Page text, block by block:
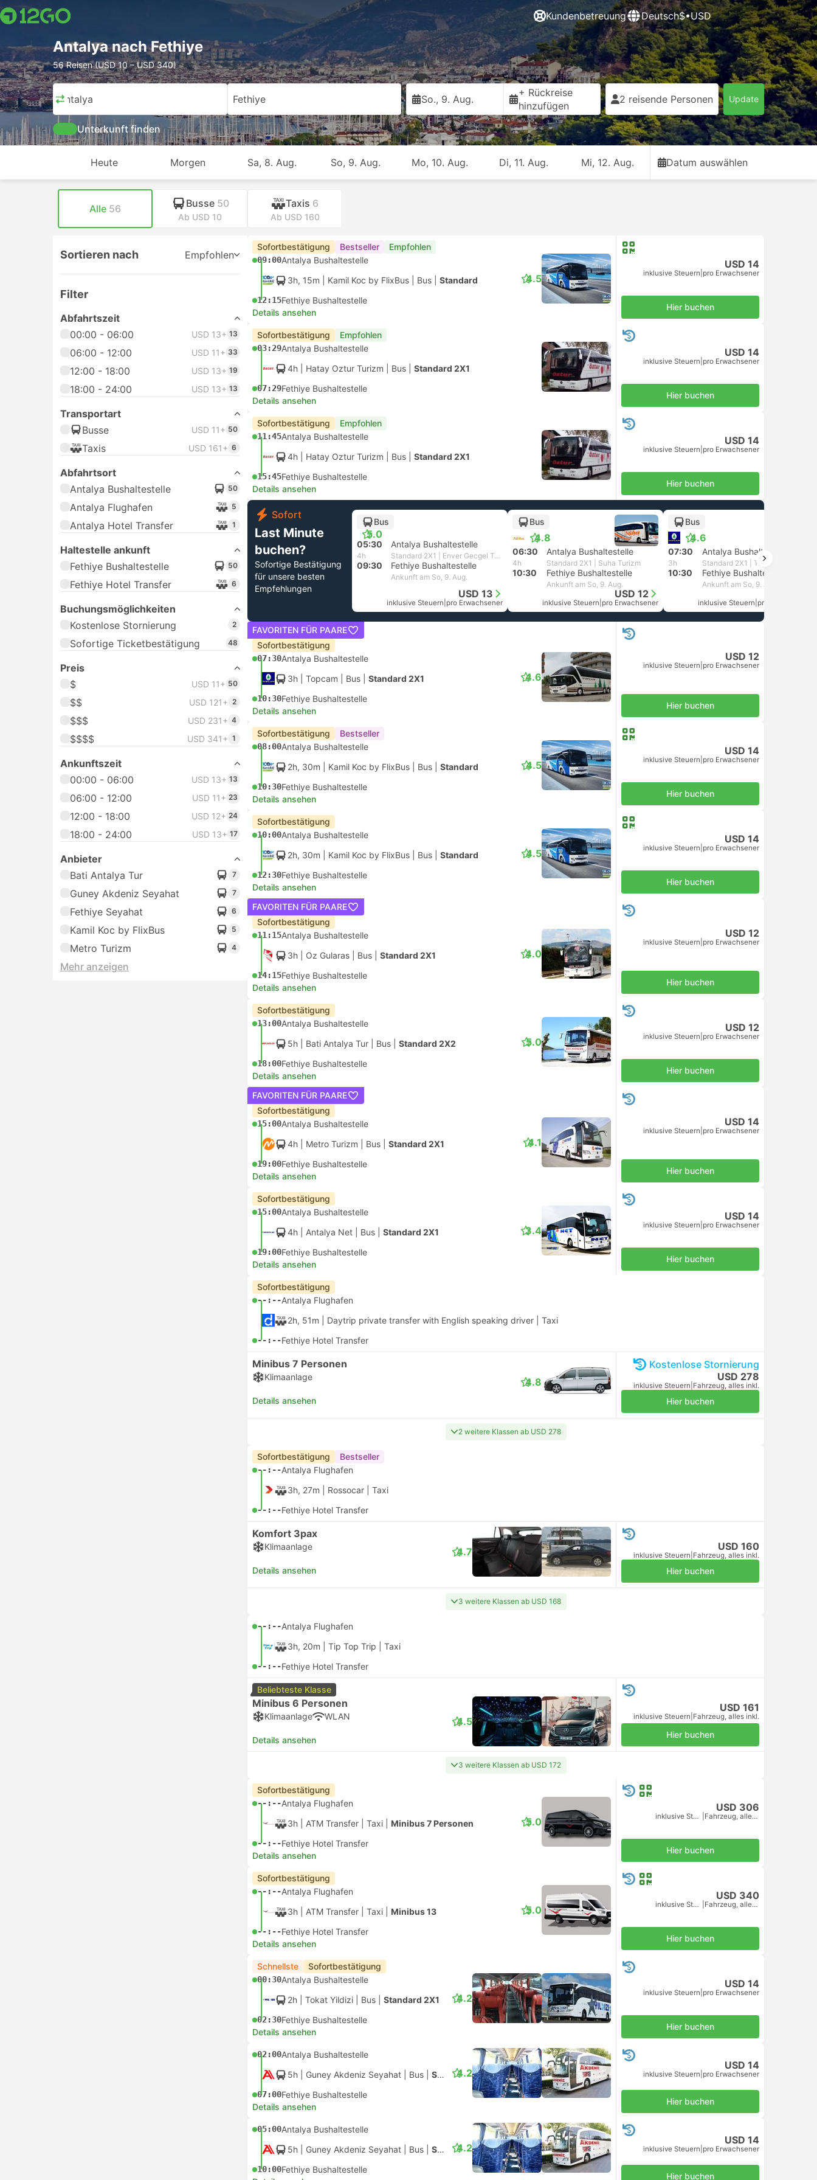
Kundenbetreuung Deutsch$•USD
Antalya nach Fethiye
56 Reisen (USD 10 – USD 340)
Antalya Fethiye So., 9. Aug.
+ Rückreise
hinzufügen
2 reisende Personen Update
Unterkunft finden
Heute Morgen Sa, 8. Aug. So, 9. Aug. Mo, 10. Aug. Di, 11. Aug. Mi, 12. Aug. Datum auswählen
Alle 56 Busse 50
Ab USD 10
Taxis 6
Ab USD 160
Sortieren nach Empfohlen
Filter
Abfahrtszeit
00:00 - 06:00
USD 13+ 13
06:00 - 12:00 USD 11+ 33
12:00 - 18:00 USD 13+ 19
18:00 - 24:00 USD 13+ 13
Transportart
Busse
USD 11+ 50
Taxis USD 161+ 6
Abfahrtsort
Antalya Bushaltestelle
50
Antalya Flughafen 5
Antalya Hotel Transfer 1
Haltestelle ankunft
Fethiye Bushaltestelle
50
Fethiye Hotel Transfer 6
Buchungsmöglichkeiten
Kostenlose Stornierung
2
Sofortige Ticketbestätigung 48
Preis
$
USD 11+ 50
$$ USD 121+ 2
$$$ USD 231+ 4
$$$$ USD 341+ 1
Ankunftszeit
00:00 - 06:00
USD 13+ 13
06:00 - 12:00 USD 11+ 23
12:00 - 18:00 USD 12+ 24
18:00 - 24:00 USD 13+ 17
Anbieter
Bati Antalya Tur
7
Guney Akdeniz Seyahat 7
Fethiye Seyahat 6
Kamil Koc by FlixBus 5
Metro Turizm 4
Mehr anzeigen
Sofortbestätigung Bestseller Empfohlen
09:00Antalya Bushaltestelle
3h, 15m | Kamil Koc by FlixBus Bus Standard
12:15Fethiye Bushaltestelle
4.5
Details ansehen
USD 14
inklusive Steuern pro Erwachsener
Hier buchen
Sofortbestätigung Empfohlen
03:29Antalya Bushaltestelle
4h | Hatay Oztur Turizm Bus Standard 2X1
07:29Fethiye Bushaltestelle
Details ansehen
USD 14
inklusive Steuern pro Erwachsener
Hier buchen
Sofortbestätigung Empfohlen
11:45Antalya Bushaltestelle
4h | Hatay Oztur Turizm Bus Standard 2X1
15:45Fethiye Bushaltestelle
Details ansehen
USD 14
inklusive Steuern pro Erwachsener
Hier buchen
Sofort
Last Minute
buchen?
Sofortige Bestätigung
für unsere besten
Empfehlungen
Bus
5.0
05:30 Antalya Bushaltestelle
4h Standard 2X1 | Enver Gecgel Turizm
09:30 Fethiye Bushaltestelle
Ankunft am So, 9. Aug.
USD 13
inklusive Steuern pro Erwachsener
Bus
4.8
06:30 Antalya Bushaltestelle
4h Standard 2X1 | Suha Turizm
10:30 Fethiye Bushaltestelle
Ankunft am So, 9. Aug.
USD 12
inklusive Steuern pro Erwachsener
Bus
4.6
07:30 Antalya Bushaltestelle
3h Standard 2X1 | Topcam
10:30 Fethiye Bushaltestelle
Ankunft am So, 9. Aug.
inklusive Steuern pro Erwachsener
FAVORITEN FÜR PAARE
Sofortbestätigung
07:30Antalya Bushaltestelle
3h | Topcam Bus Standard 2X1
10:30Fethiye Bushaltestelle
4.6
Details ansehen
USD 12
inklusive Steuern pro Erwachsener
Hier buchen
Sofortbestätigung Bestseller
08:00Antalya Bushaltestelle
2h, 30m | Kamil Koc by FlixBus Bus Standard
10:30Fethiye Bushaltestelle
4.5
Details ansehen
USD 14
inklusive Steuern pro Erwachsener
Hier buchen
Sofortbestätigung
10:00Antalya Bushaltestelle
2h, 30m | Kamil Koc by FlixBus Bus Standard
12:30Fethiye Bushaltestelle
4.5
Details ansehen
USD 14
inklusive Steuern pro Erwachsener
Hier buchen
FAVORITEN FÜR PAARE
Sofortbestätigung
11:15Antalya Bushaltestelle
3h | Oz Gularas Bus Standard 2X1
14:15Fethiye Bushaltestelle
4.0
Details ansehen
USD 12
inklusive Steuern pro Erwachsener
Hier buchen
Sofortbestätigung
13:00Antalya Bushaltestelle
5h | Bati Antalya Tur Bus Standard 2X2
18:00Fethiye Bushaltestelle
5.0
Details ansehen
USD 12
inklusive Steuern pro Erwachsener
Hier buchen
FAVORITEN FÜR PAARE
Sofortbestätigung
15:00Antalya Bushaltestelle
4h | Metro Turizm Bus Standard 2X1
19:00Fethiye Bushaltestelle
4.1
Details ansehen
USD 14
inklusive Steuern pro Erwachsener
Hier buchen
Sofortbestätigung
15:00Antalya Bushaltestelle
4h | Antalya Net Bus Standard 2X1
19:00Fethiye Bushaltestelle
3.4
Details ansehen
USD 14
inklusive Steuern pro Erwachsener
Hier buchen
Sofortbestätigung
--:--Antalya Flughafen
2h, 51m | Daytrip private transfer with English speaking driver Taxi
--:--Fethiye Hotel Transfer
Minibus 7 Personen
Klimaanlage
Details ansehen
4.8
Kostenlose Stornierung
USD 278
inklusive Steuern Fahrzeug, alles inkl.
Hier buchen
2 weitere Klassen ab USD 278
Sofortbestätigung Bestseller
--:--Antalya Flughafen
3h, 27m | Rossocar Taxi
--:--Fethiye Hotel Transfer
Komfort 3pax
Klimaanlage
Details ansehen
4.7 USD 160
inklusive Steuern Fahrzeug, alles inkl.
Hier buchen
3 weitere Klassen ab USD 168
--:--Antalya Flughafen
3h, 20m | Tip Top Trip Taxi
--:--Fethiye Hotel Transfer
Beliebteste Klasse
Minibus 6 Personen
Klimaanlage WLAN
Details ansehen
4.5
USD 161
inklusive Steuern Fahrzeug, alles inkl.
Hier buchen
3 weitere Klassen ab USD 172
Sofortbestätigung
--:--Antalya Flughafen
3h | ATM Transfer Taxi Minibus 7 Personen
--:--Fethiye Hotel Transfer
5.0
Details ansehen
USD 306
inklusive Steuern Fahrzeug, alles inkl.
Hier buchen
Sofortbestätigung
--:--Antalya Flughafen
3h | ATM Transfer Taxi Minibus 13
--:--Fethiye Hotel Transfer
5.0
Details ansehen
USD 340
inklusive Steuern Fahrzeug, alles inkl.
Hier buchen
Schnellste Sofortbestätigung
00:30Antalya Bushaltestelle
2h | Tokat Yildizi Bus Standard 2X1
02:30Fethiye Bushaltestelle
4.2
Details ansehen
USD 14
inklusive Steuern pro Erwachsener
Hier buchen
02:00Antalya Bushaltestelle
5h | Guney Akdeniz Seyahat Bus Standard 2X1
07:00Fethiye Bushaltestelle
4.2
Details ansehen
USD 14
inklusive Steuern pro Erwachsener
Hier buchen
05:00Antalya Bushaltestelle
5h | Guney Akdeniz Seyahat Bus Standard 2X1
10:00Fethiye Bushaltestelle
4.2
USD 14
inklusive Steuern pro Erwachsener
Hier buchen